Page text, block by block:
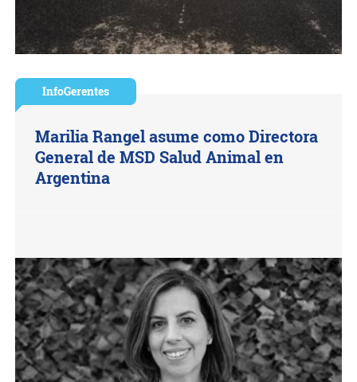
InfoGerentes
Marilia Rangel asume como Directora
General de MSD Salud Animal en
Argentina